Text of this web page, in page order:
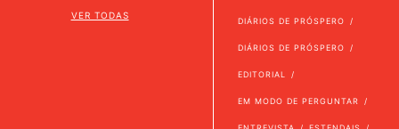
VER TODAS
DIÁRIOS DE PRÓSPERO
DIÁRIOS DE PRÓSPERO
EDITORIAL
EM MODO DE PERGUNTAR